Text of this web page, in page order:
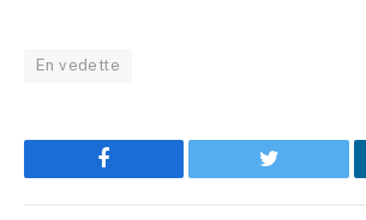
En vedette
Facebook Twitter